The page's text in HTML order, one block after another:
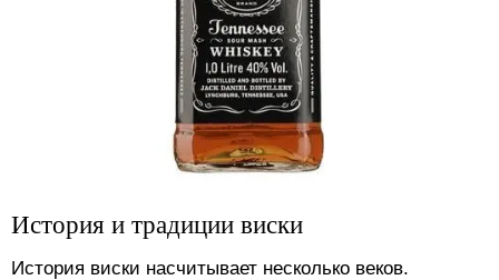
История и традиции виски
История виски насчитывает несколько веков.